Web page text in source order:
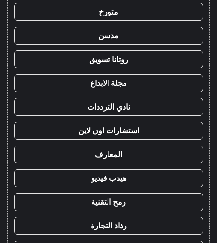
متورخ
مدسن
روتانا تسويق
مجلة الابداع
نادي الترددات
استشارات اون لاين
المعارف
هيدب فيديو
رمح التقنية
رذاذ التجارة